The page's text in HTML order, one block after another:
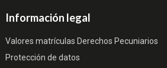
Información legal
Valores matrículas Derechos Pecuniarios
Protección de datos